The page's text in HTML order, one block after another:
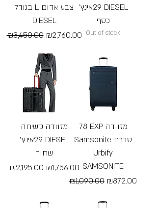
בגודל L צבע אדום
DIESEL
Regular Price
₪3,450.00 Sale Price
₪2,760.00
29אינץ׳ DIESEL
כסף
Out of stock
מזוודה קשיחה
29אינץ׳ DIESEL
שחור
Regular Price
₪2,195.00 Sale Price
₪1,756.00
78 EXP מזוודה
Samsonite סדרת
Urbify
SAMSONITE
Regular Price
₪1,090.00 Sale Price
₪872.00